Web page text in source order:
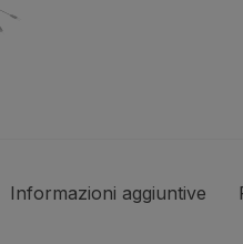
Informazioni aggiuntive